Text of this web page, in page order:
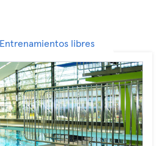
Entrenamientos libres